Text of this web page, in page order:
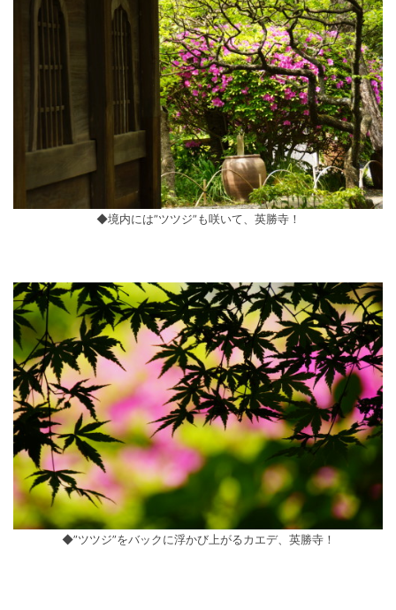
◆境内には”ツツジ”も咲いて、英勝寺！
◆”ツツジ”をバックに浮かび上がるカエデ、英勝寺！